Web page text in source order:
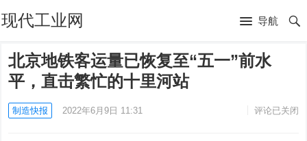
现代工业网 导航
北京地铁客运量已恢复至“五一”前水
平，直击繁忙的十里河站
制造快报 2022年6月9日 11:31 评论已关闭